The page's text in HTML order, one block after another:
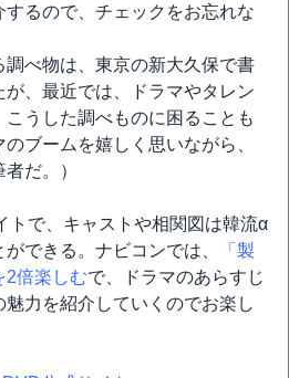
るので、チェックをお忘れな
調べ物は、東京の新大久保で書
、最近では、ドラマやタレン
こうした調べものに困ることも
ブームを嬉しく思いながら、
だ。）
トで、キャストや相関図は韓流α
できる。ナビコンでは、
「製
2倍楽しむで、ドラマのあらすじ
力を紹介していくのでお楽し